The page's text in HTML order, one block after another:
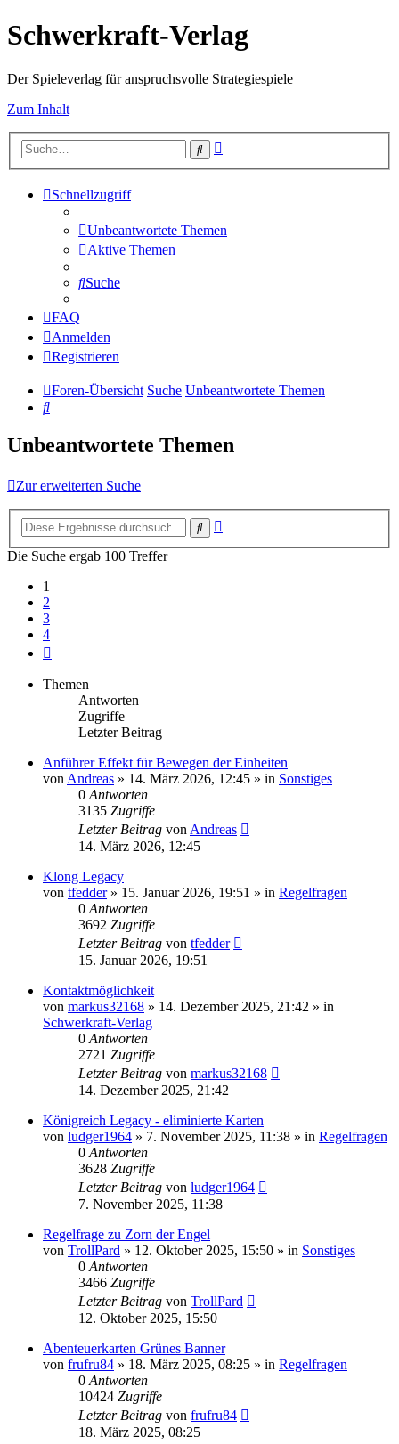
Schwerkraft-Verlag
Der Spieleverlag für anspruchsvolle Strategiespiele
Zum Inhalt
Suche
Schnellzugriff
Unbeantwortete Themen
Aktive Themen
Suche
FAQ
Anmelden
Registrieren
Foren-Übersicht Suche Unbeantwortete Themen
Suche
Unbeantwortete Themen
Zur erweiterten Suche
Suche
Die Suche ergab 100 Treffer
1
2
3
4
Themen
Antworten
Zugriffe
Letzter Beitrag
Anführer Effekt für Bewegen der Einheiten
von Andreas » 14. März 2026, 12:45 » in Sonstiges
0 Antworten
3135 Zugriffe
Letzter Beitrag von Andreas
14. März 2026, 12:45
Klong Legacy
von tfedder» 15. Januar 2026, 19:51 » in Regelfragen
0 Antworten
3692 Zugriffe
Letzter Beitrag von tfedder
15. Januar 2026, 19:51
Kontaktmöglichkeit
von markus32168 » 14. Dezember 2025, 21:42 » in
Schwerkraft-Verlag
0 Antworten
2721 Zugriffe
Letzter Beitrag von markus32168
14. Dezember 2025, 21:42
Königreich Legacy - eliminierte Karten
von ludger1964 » 7. November 2025, 11:38 » in Regelfragen
0 Antworten
3628 Zugriffe
Letzter Beitrag von ludger1964
7. November 2025, 11:38
Regelfrage zu Zorn der Engel
von TrollPard » 12. Oktober 2025, 15:50 » in Sonstiges
0 Antworten
3466 Zugriffe
Letzter Beitrag von TrollPard
12. Oktober 2025, 15:50
Abenteuerkarten Grünes Banner
von frufru84 » 18. März 2025, 08:25 » in Regelfragen
0 Antworten
10424 Zugriffe
Letzter Beitrag von frufru84
18. März 2025, 08:25